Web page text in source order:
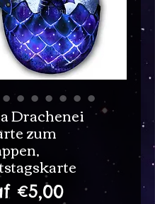
Drachenei
zum
€5,00